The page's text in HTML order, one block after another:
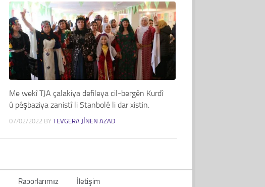
Me wekî TJA çalakiya defileya cil-bergên Kurdî
û pêşbaziya zanistî li Stanbolê li dar xistin.
07/02/2022 BYTEVGERA JINEN AZAD
Raporlarımız İletişim